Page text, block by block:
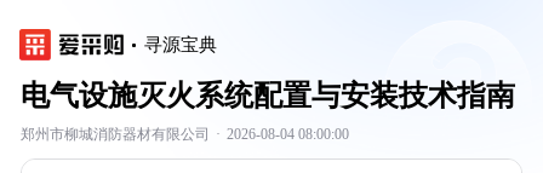
寻源宝典
电气设施灭火系统配置与安装技术指南
郑州市柳城消防器材有限公司 · 2026-08-04 08:00:00